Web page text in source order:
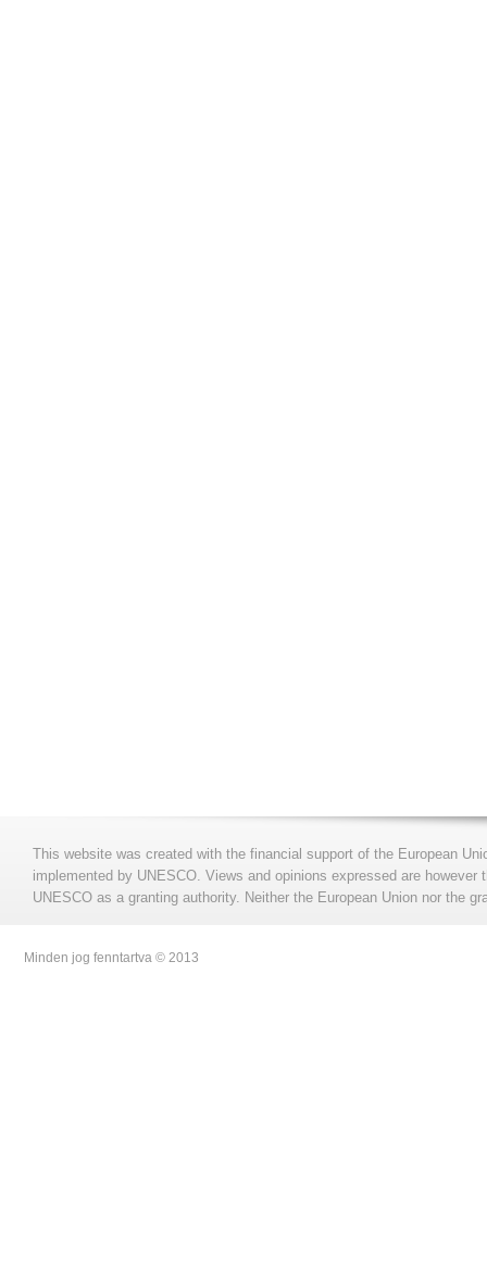
This website was created with the financial support of the European
implemented by UNESCO. Views and opinions expressed are
UNESCO as a granting authority. Neither the European Union nor the
Minden jog fenntartva © 2013